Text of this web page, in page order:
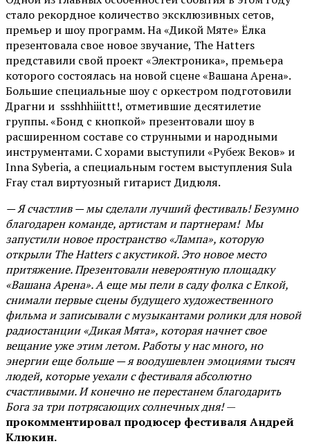
стало рекордное количество эксклюзивных сетов,
премьер и шоу программ. На «Дикой Мяте» Ёлка
презентовала свое новое звучание, The Hatters
представили свой проект «Электроника», премьера
которого состоялась на новой сцене «Вашана Арена».
Большие специальные шоу с оркестром подготовили
Драгни и ssshhhiiittt!, отметившие десятилетие
группы. «Бонд с кнопкой» презентовали шоу в
расширенном составе со струнными и народными
инструментами. С хорами выступили «Рубеж Веков» и
Inna Syberia, а специальным гостем выступления Sula
Fray стал виртуозный гитарист Дидюля.
— Я счастлив — мы сделали лучший фестиваль! Безумно
благодарен команде, артистам и партнерам! Мы
запустили новое пространство «Лампа», которую
открыли The Hatters с акустикой. Это новое место
притяжение. Презентовали невероятную площадку
«Вашана Арена». А еще мы пели в саду фолка с Елкой,
снимали первые сцены будущего художественного
фильма и записывали с музыкантами ролики для новой
радиостанции «Дикая Мята», которая начнет свое
вещание уже этим летом. Работы у нас много, но
энергии еще больше — я воодушевлен эмоциями тысяч
людей, которые уехали с фестиваля абсолютно
счастливыми. И конечно не перестанем благодарить
Бога за три потрясающих солнечных дня!—
прокомментировал продюсер фестиваля Андрей
Клюкин.